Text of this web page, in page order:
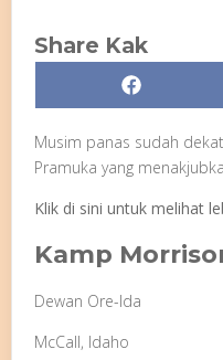
Share Kak
Share
on
Facebook
Musim panas sudah
Pramuka yang
Klik di sini untuk melihat
Kamp
Dewan Ore-Ida
McCall, Idaho